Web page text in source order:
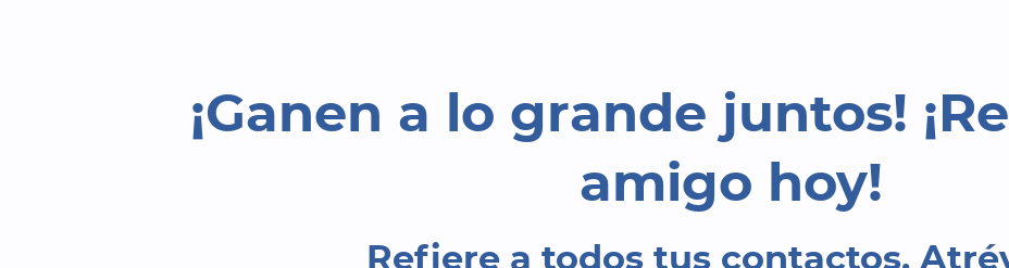
¡Ganen a lo grande juntos!
amigo hoy!
Refiere a todos tus contactos.